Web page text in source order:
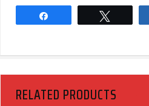
RELATED PRODUCTS